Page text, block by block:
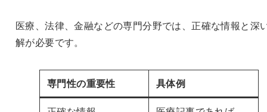
医療、法律、金融などの専門分野では、正確な情報と深
解が必要です。
専門性の重要性 具体例